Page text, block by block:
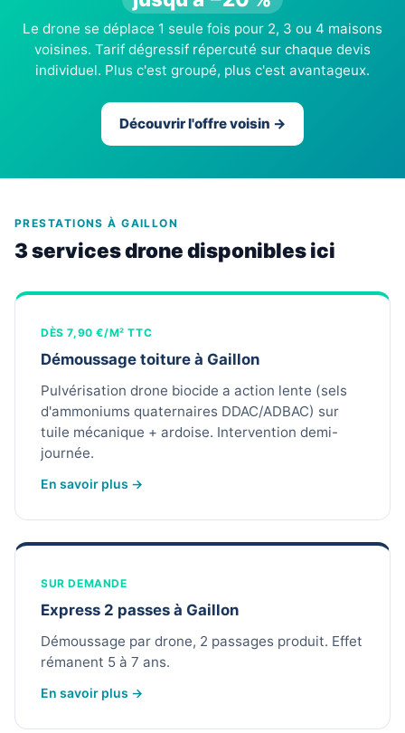
Le drone se déplace 1 seule fois pour 2, 3 ou 4 maisons
voisines. Tarif dégressif répercuté sur chaque devis
individuel. Plus c'est groupé, plus c'est avantageux.
Découvrir l'offre voisin →
PRESTATIONS À GAILLON
3 services drone disponibles ici
DÈS 7,90 €/M² TTC
Démoussage toiture à Gaillon
Pulvérisation drone biocide a action lente (sels
d'ammoniums quaternaires DDAC/ADBAC) sur
tuile mécanique + ardoise. Intervention demi-
journée.
En savoir plus →
SUR DEMANDE
Express 2 passes à Gaillon
Démoussage par drone, 2 passages produit. Effet
rémanent 5 à 7 ans.
En savoir plus →